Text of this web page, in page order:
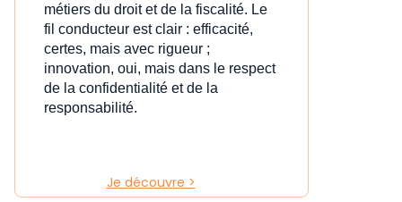
métiers du droit et de la fiscalité. Le
fil conducteur est clair : efficacité,
certes, mais avec rigueur ;
innovation, oui, mais dans le respect
de la confidentialité et de la
responsabilité.
Je découvre >